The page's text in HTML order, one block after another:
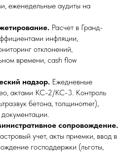
еженедельные аудиты на
Расчет в Гранд-
инфляции,
отклонений,
времени, cash flow
надзор. Ежедневные
актами КС-2/КС-3. Контроль
бетона, толщинomer),
сопровождение.
учет, акты приемки, ввод в
господдержки (льготы,